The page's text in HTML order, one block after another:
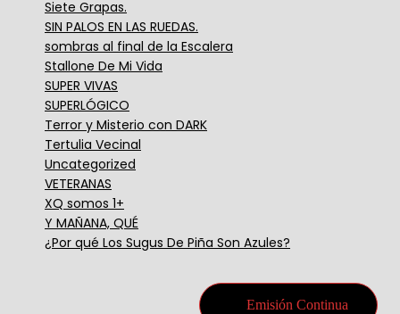
Siete Grapas.
SIN PALOS EN LAS RUEDAS.
sombras al final de la Escalera
Stallone De Mi Vida
SUPER VIVAS
SUPERLÓGICO
Terror y Misterio con DARK
Tertulia Vecinal
Uncategorized
VETERANAS
XQ somos 1+
Y MAÑANA, QUÉ
¿Por qué Los Sugus De Piña Son Azules?
Emisión Continua